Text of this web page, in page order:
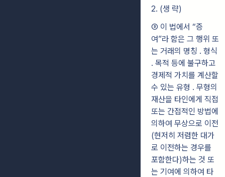
2. (생 략)
③ 이 법에서 “증
여”라 함은 그 행위 또
는 거래의 명칭 ․ 형식
․ 목적 등에 불구하고
경제적 가치를 계산할
수 있는 유형 ․ 무형의
재산을 타인에게 직접
또는 간접적인 방법에
의하여 무상으로 이전
(현저히 저렴한 대가
로 이전하는 경우를
포함한다)하는 것 또
는 기여에 의하여 타